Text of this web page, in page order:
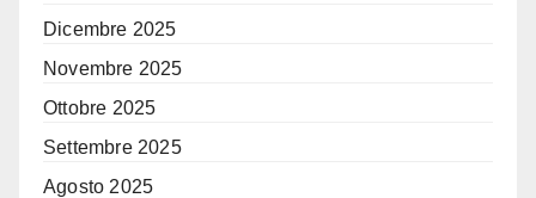
Dicembre 2025
Novembre 2025
Ottobre 2025
Settembre 2025
Agosto 2025